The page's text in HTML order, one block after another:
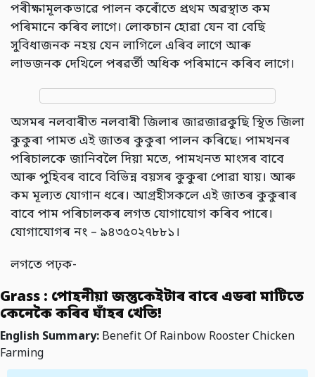
পৰীক্ষামূলকভাৱে পালন কৰোঁতে প্ৰথম অৱস্থাত কম
পৰিমানে কৰিব লাগে। লোকচান হোৱা যেন বা বেছি
সুবিধাজনক নহয় যেন লাগিলে এৰিব লাগে আৰু
লাভজনক দেখিলে পৰৱৰ্তী অধিক পৰিমানে কৰিব লাগে।
অসমৰ নলবাৰীত নলবাৰী জিলাৰ জাৱজাৱকুছি স্থিত জিলা
কুকুৰা পামত এই জাতৰ কুকুৰা পালন কৰিছে। পামখনৰ
পৰিচালকে জানিবলৈ দিয়া মতে, পামখনত মাংসৰ বাবে
আৰু পুহিবৰ বাবে বিভিন্ন বয়সৰ কুকুৰা পোৱা যায়। আৰু
কম মূল্যত যোগান ধৰে। আগ্ৰহীসকলে এই জাতৰ কুকুৰাৰ
বাবে পাম পৰিচালকৰ লগত যোগাযোগ কৰিব পাৰে।
যোগাযোগৰ নং – ৯৪৩৫০২৭৮৮১।
লগতে পঢ়ক-
Grass : পোহনীয়া জন্তুকেইটাৰ বাবে এডৰা মাটিতে
কেনেকৈ কৰিব ঘাঁহৰ খেতি!
English Summary: Benefit Of Rainbow Rooster Chicken
Farming